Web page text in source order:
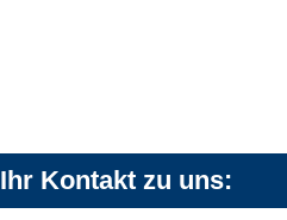
Ihr Kontakt zu uns: